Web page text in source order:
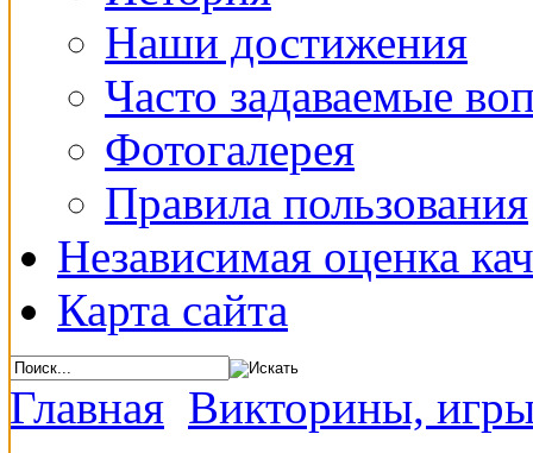
Наши достижения
Часто задаваемые
Фотогалерея
Правила пользования
Независимая оценка
Карта сайта
Главная Викторины,